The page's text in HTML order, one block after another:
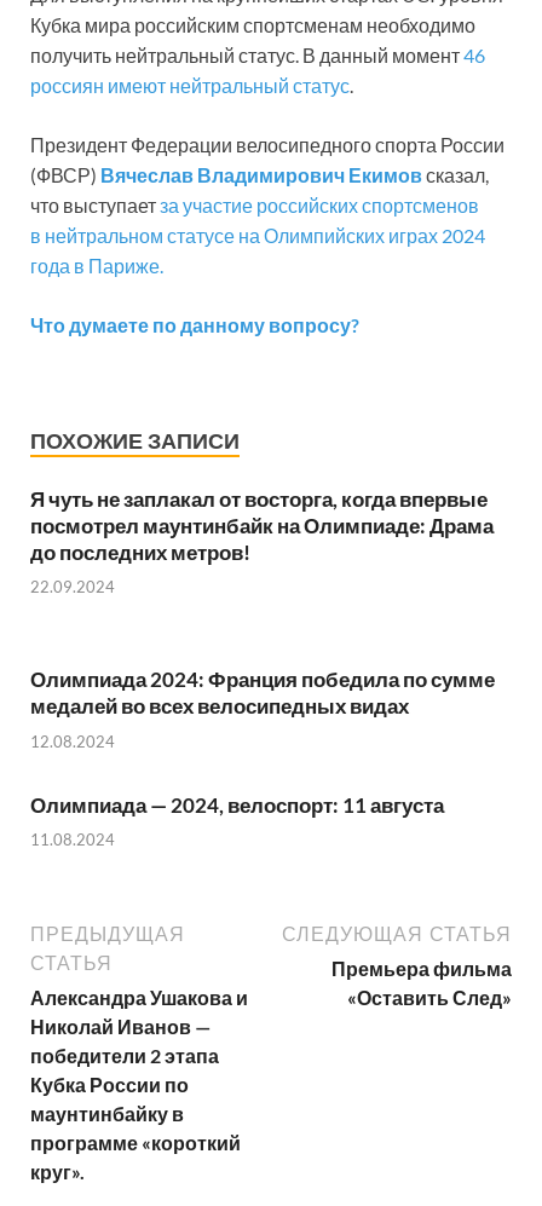
Кубка мира российским спортсменам необходимо
получить нейтральный статус. В данный момент46
россиян имеют нейтральный статус
Президент Федерации велосипедного спорта России
(ФВСР) Вячеслав Владимирович Екимовсказал,
что выступаетза участие российских спортсменов
в нейтральном статусе на Олимпийских играх 2024
года в Париже.
Что думаете по данному вопросу?
ПОХОЖИЕ ЗАПИСИ
Я чуть не заплакал от восторга, когда впервые
посмотрел маунтинбайк на Олимпиаде: Драма
до последних метров!
22.09.2024
Олимпиада 2024: Франция победила по сумме
медалей во всех велосипедных видах
12.08.2024
Олимпиада — 2024, велоспорт: 11 августа
11.08.2024
ПРЕДЫДУЩАЯ
СТАТЬЯ
Александра Ушакова и
Николай Иванов —
победители 2 этапа
Кубка России по
маунтинбайку в
программе «короткий
круг».
СЛЕДУЮЩАЯ СТАТЬЯ
Премьера фильма
«Оставить След»